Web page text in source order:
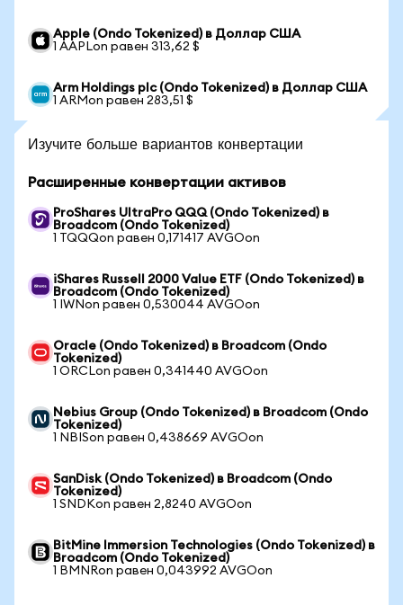
Apple (Ondo Tokenized) в Доллар США
1 AAPLon равен 313,62 $
Arm Holdings plc (Ondo Tokenized) в Доллар США
1 ARMon равен 283,51 $
Изучите больше вариантов конвертации
Расширенные конвертации активов
ProShares UltraPro QQQ (Ondo Tokenized) в
Broadcom (Ondo Tokenized)
1 TQQQon равен 0,171417 AVGOon
iShares Russell 2000 Value ETF (Ondo Tokenized) в
Broadcom (Ondo Tokenized)
1 IWNon равен 0,530044 AVGOon
Oracle (Ondo Tokenized) в Broadcom (Ondo
Tokenized)
1 ORCLon равен 0,341440 AVGOon
Nebius Group (Ondo Tokenized) в Broadcom (Ondo
Tokenized)
1 NBISon равен 0,438669 AVGOon
SanDisk (Ondo Tokenized) в Broadcom (Ondo
Tokenized)
1 SNDKon равен 2,8240 AVGOon
BitMine Immersion Technologies (Ondo Tokenized) в
Broadcom (Ondo Tokenized)
1 BMNRon равен 0,043992 AVGOon